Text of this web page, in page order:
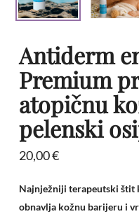
Antiderm
Premium
atopičnu
pelenski
20,00€
Najnježniji terapeutski štit
obnavlja kožnu barijeru i